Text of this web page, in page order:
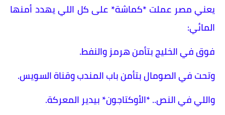
يعني مصر عملت *كماشة* على كل اللي يهدد أمنها
المائي:
فوق في الخليج بتأمن هرمز والنفط.
وتحت في الصومال بتأمن باب المندب وقناة السويس.
واللي في النص.. *الأوكتاجون* بيدير المعركة.